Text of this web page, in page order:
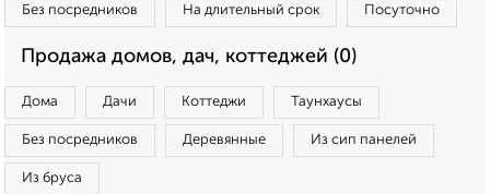
Без посредников На длительный срок Посуточно
Продажа домов, дач, коттеджей (0)
Дома Дачи Коттеджи Таунхаусы
Без посредников Деревянные Из сип панелей
Из бруса